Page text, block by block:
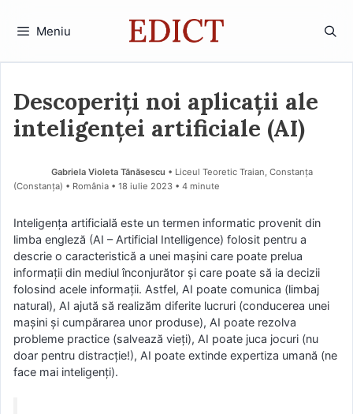
Meniu
Descoperiți noi aplicații ale
inteligenței artificiale (AI)
Gabriela Violeta Tănăsescu • Liceul Teoretic Traian, Constanța
(Constanţa) • România
18 iulie 2023 • 4 minute
Inteligența artificială este un termen informatic provenit din
limba engleză (AI – Artificial Intelligence) folosit pentru a
descrie o caracteristică a unei mașini care poate prelua
informații din mediul înconjurător și care poate să ia decizii
folosind acele informații. Astfel, AI poate comunica (limbaj
natural), AI ajută să realizăm diferite lucruri (conducerea unei
mașini și cumpărarea unor produse), AI poate rezolva
probleme practice (salvează vieți), AI poate juca jocuri (nu
doar pentru distracție!), AI poate extinde expertiza umană (ne
face mai inteligenți).